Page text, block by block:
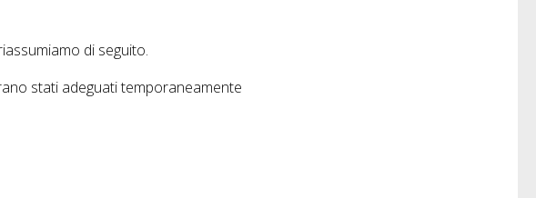
di seguito.
stati adeguati temporaneamente